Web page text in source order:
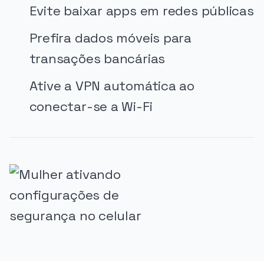
Evite baixar apps em redes públicas
Prefira dados móveis para
transações bancárias
Ative a VPN automática ao
conectar-se a Wi-Fi